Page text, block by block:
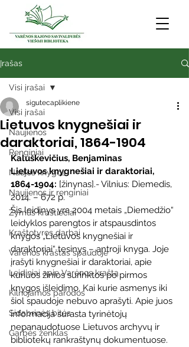
Įrašas
Visi įrašai
Naujienos
Renginiai
Naujos knygos
Naujienos ir renginiai
Žymūs kraštiečiai
Kraštotyros darbai
Varėnos kraštas spaudoje
Leidiniai apie Varėnos kraštą
Kilnojamos parodos
Sidabrinės bitės
Garbės ženklas
Visi įrašai
Lietuvos knygnešiai ir
daraktoriai, 1864-1904
sigutecaplikiene
Kaluškevičius, Benjaminas
Lietuvos knygnešiai ir daraktoriai,
1864-1904: [žinynas].- Vilnius: Diemedis,
2014. – 672 p.
Šis leidinys yra 2004 metais „Diemedžio“
leidyklos parengtos ir atspausdintos
knygos „Lietuvos knygnešiai ir
daraktoriai“ tęsinys – antroji knyga. Joje
įrašyti knygnešiai ir daraktoriai, apie
kuriuos žinios surinktos po pirmos
knygos išleidimo. Kai kurie asmenys iki
šiol spaudoje nebuvo aprašyti. Apie juos
informacija surasta tyrinėtojų
nepanaudotuose Lietuvos archyvų ir
bibliotekų rankraštynų dokumentuose.